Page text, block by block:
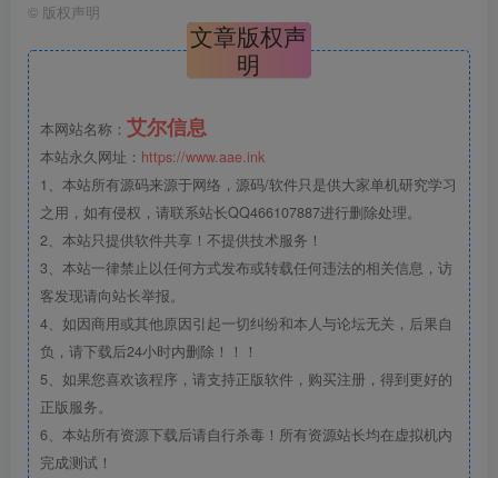
© 版权声明
文章版权声
明
本网站名称： 艾尔信息
本站永久网址： https://www.aae.ink
1、本站所有源码来源于网络，源码/软件只是供大家单机研究学习
之用，如有侵权，请联系站长QQ466107887进行删除处理。
2、本站只提供软件共享！不提供技术服务！
3、本站一律禁止以任何方式发布或转载任何违法的相关信息，访
客发现请向站长举报。
4、如因商用或其他原因引起一切纠纷和本人与论坛无关，后果自
负，请下载后24小时内删除！！！
5、如果您喜欢该程序，请支持正版软件，购买注册，得到更好的
正版服务。
6、本站所有资源下载后请自行杀毒！所有资源站长均在虚拟机内
完成测试！